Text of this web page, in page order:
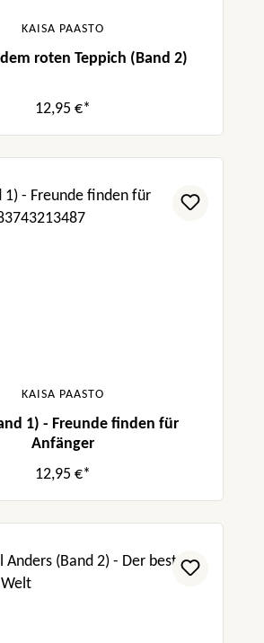
KAISA PAASTO
roten Teppich (Band 2)
12,95 €*
KAISA PAASTO
1) - Freunde finden für
Anfänger
12,95 €*